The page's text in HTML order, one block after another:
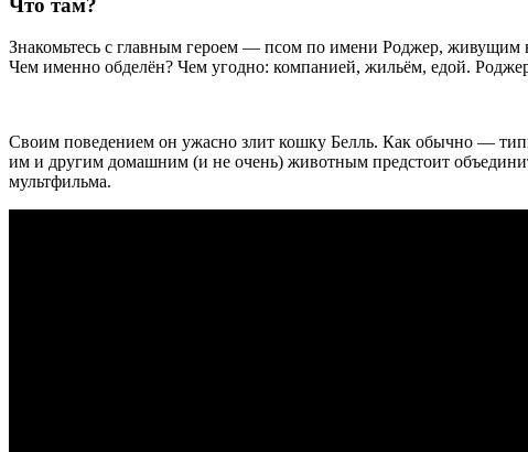
Знакомьтесь с главным героем — псом по имени Роджер, живущим
Чем именно обделён? Чем угодно: компанией, жильём, едой.
Своим поведением он ужасно злит кошку Белль. Как обычно —
им и другим домашним (и не очень) животным предстоит
мультфильма.